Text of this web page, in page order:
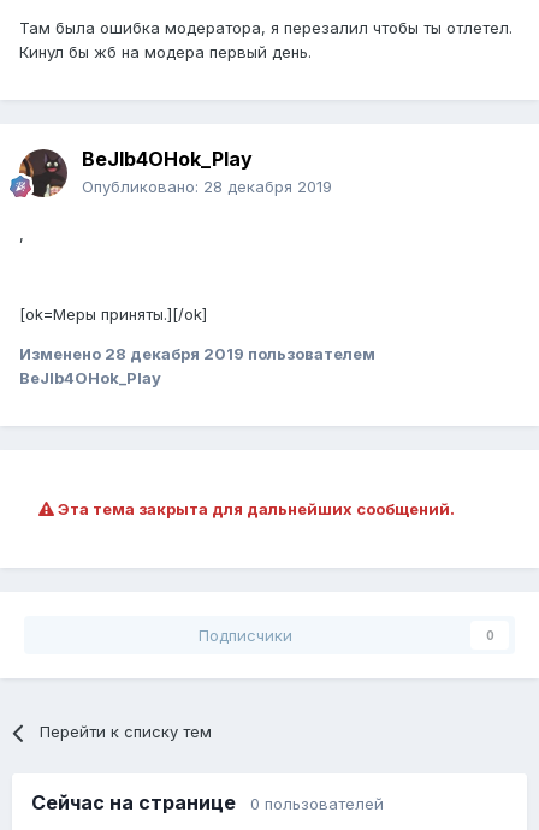
Там была ошибка модератора, я перезалил чтобы ты отлетел.
Кинул бы жб на модера первый день.
BeJIb4OHok_Play
Опубликовано: 28 декабря 2019
,
[ok=Меры приняты.][/ok]
Изменено 28 декабря 2019 пользователем
BeJIb4OHok_Play
Эта тема закрыта для дальнейших сообщений.
Подписчики 0
Перейти к списку тем
Сейчас на странице 0 пользователей